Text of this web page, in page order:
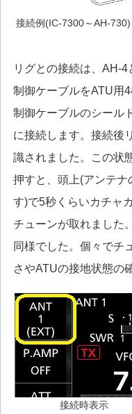
接続例(IC-7300～AH-
リグとの接続は、AH-4
制御ケーブルをATU用
制御ケーブルのシール
に接続します。接続後
識されました。この状
押すと、頭上(アンテナ
す)で5秒くらいカチャ
チューンが取れました
同様でした。個々でチ
さやATUの接地状態の
接続時表示